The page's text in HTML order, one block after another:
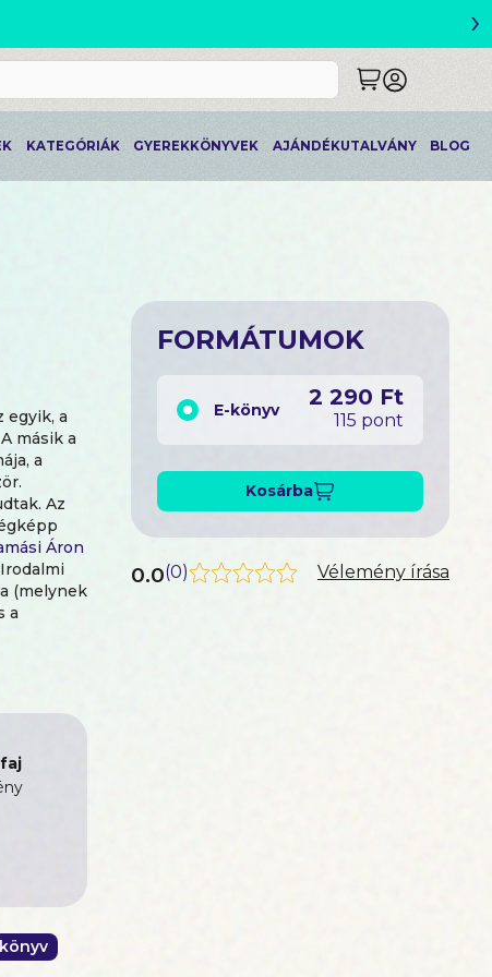
›
KATEGÓRIÁK GYEREKKÖNYVEK AJÁNDÉKUTALVÁNY BLOG
egyik, a
másik a
a
Az
Áron
(melynek
a
Ez
szintén
FORMÁTUMOK
E-könyv 2 290 Ft
115 pont
Kosárba
0.0(0) Vélemény írása